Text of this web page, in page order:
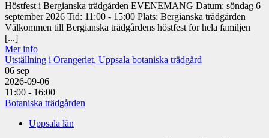
Höstfest i Bergianska trädgården EVENEMANG Datum: söndag 6
september 2026 Tid: 11:00 - 15:00 Plats: Bergianska trädgården
Välkommen till Bergianska trädgårdens höstfest för hela familjen
[...]
Mer info
Utställning i Orangeriet, Uppsala botaniska trädgård
06 sep
2026-09-06
11:00 - 16:00
Botaniska trädgården
Uppsala län